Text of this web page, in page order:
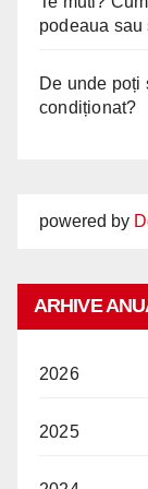
podeaua
De unde poți
condiționat?
powered by
ARHIVE
2026
2025